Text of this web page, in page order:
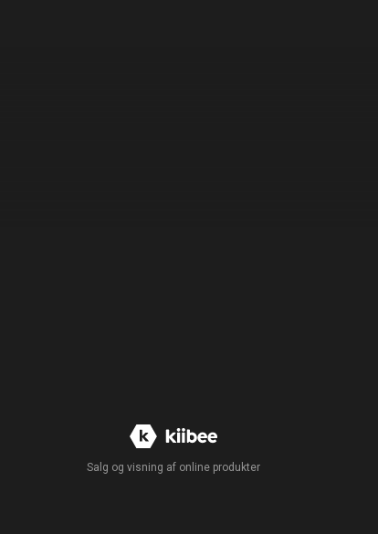
Salg og visning af online produkter